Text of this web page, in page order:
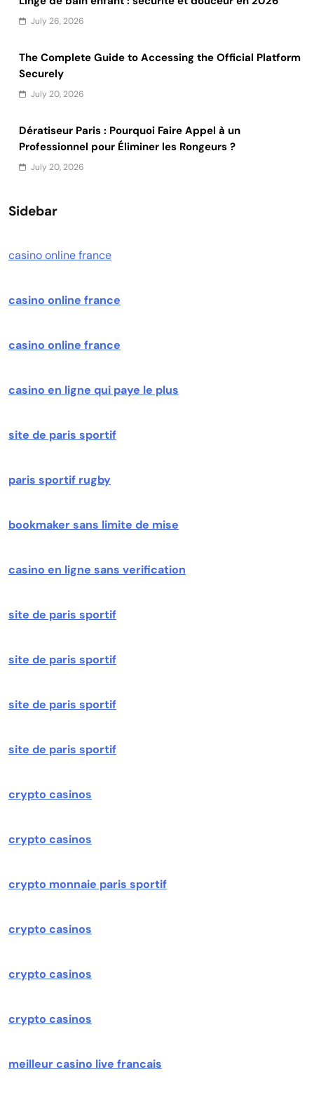
July 26, 2026
The Complete Guide to Accessing the Official Platform
Securely
July 20, 2026
Dératiseur Paris : Pourquoi Faire Appel à un
Professionnel pour Éliminer les Rongeurs ?
July 20, 2026
Sidebar
casino online france
casino online france
casino online france
casino en ligne qui paye le plus
site de paris sportif
paris sportif rugby
bookmaker sans limite de mise
casino en ligne sans verification
site de paris sportif
site de paris sportif
site de paris sportif
site de paris sportif
crypto casinos
crypto casinos
crypto monnaie paris sportif
crypto casinos
crypto casinos
crypto casinos
meilleur casino live francais